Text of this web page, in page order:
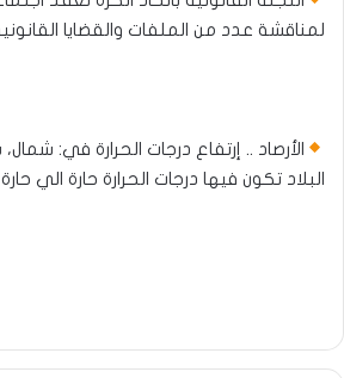
لمناقشة عدد من الملفات والقضايا
الأرصاد .. إرتفاع درجات الحرارة في:
البلاد تكون فيها درجات الحرارة حارة الي حارة